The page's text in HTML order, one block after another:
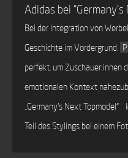
Adidas bei
Bei der Integration von
Geschichte im Vordergrund.
perfekt, um Zuschauer:innen
emotionalen Kontext
„Germany’s Next
Teil des Stylings bei einem